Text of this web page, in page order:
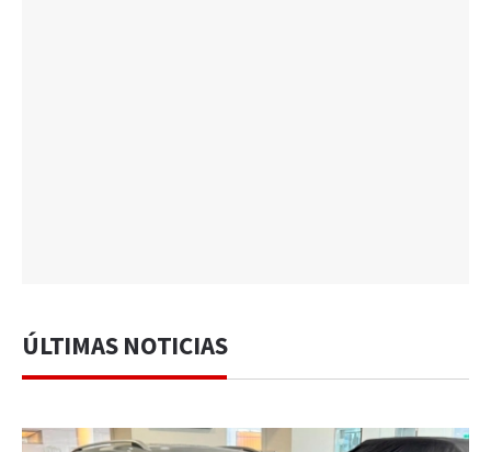
ÚLTIMAS NOTICIAS